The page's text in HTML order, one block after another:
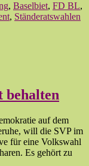
, Baselbiet, FD BL,
, Ständeratswahlen
behalten
auf dem
will die SVP im
für eine Volkswahl
Es gehört zu